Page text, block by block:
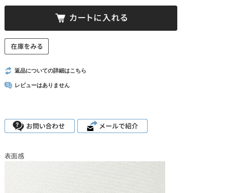
返品についての詳細はこちら
レビューはありません
表面感